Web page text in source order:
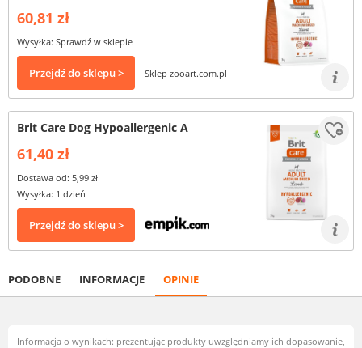
60,81 zł
Wysyłka: Sprawdź w sklepie
Przejdź do sklepu > Sklep zooart.com.pl
Brit Care Dog Hypoallergenic A
61,40 zł
Dostawa od: 5,99 zł
Wysyłka: 1 dzień
Przejdź do sklepu >
PODOBNE INFORMACJE OPINIE
Informacja o wynikach: prezentując produkty uwzględniamy ich dopasowanie,